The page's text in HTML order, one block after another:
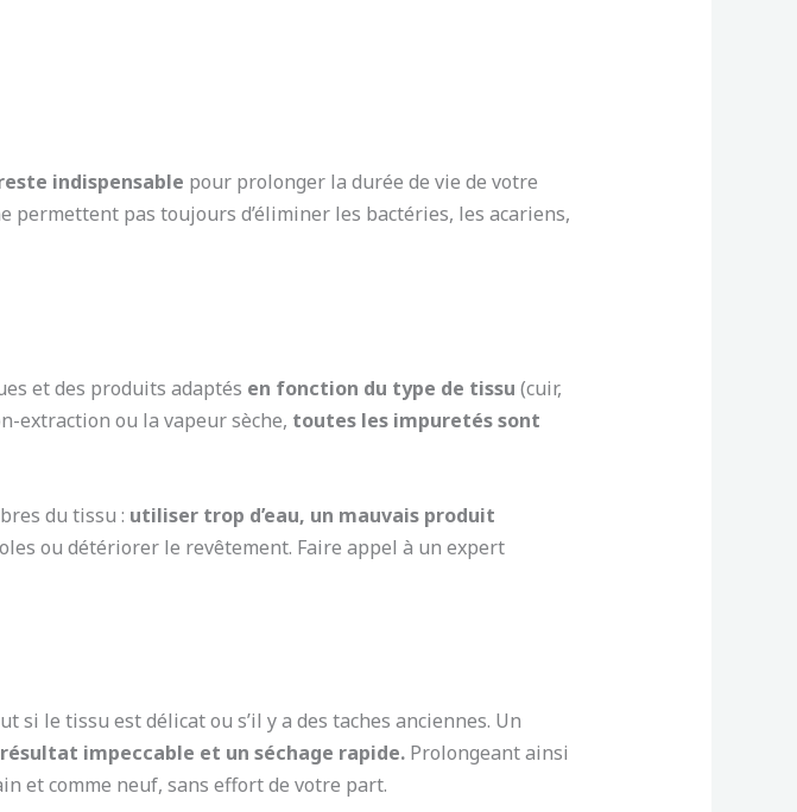
indispensable pour prolonger la durée de vie de votre
pas toujours d’éliminer les bactéries, les acariens,
et des produits adaptés en fonction du type de tissu (cuir,
extraction ou la vapeur sèche, toutes les impuretés sont
du tissu : utiliser trop d’eau, un mauvais produit
ou détériorer le revêtement. Faire appel à un expert
le tissu est délicat ou s’il y a des taches anciennes. Un
impeccable et un séchage rapide. Prolongeant ainsi
et comme neuf, sans effort de votre part.